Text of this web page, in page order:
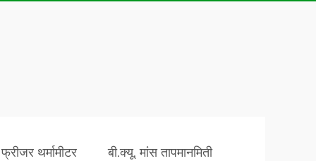
थर्मामीटर बी.क्यू. मांस तापमानमिती